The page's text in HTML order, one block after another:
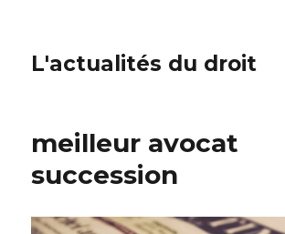
L'actualités du droit
meilleur avocat
succession